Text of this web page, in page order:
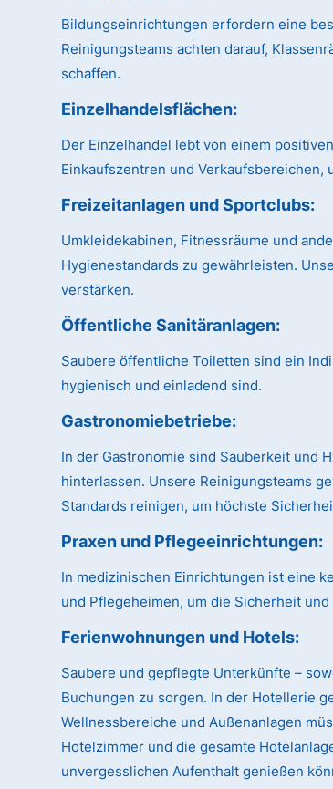
Bildungseinrichtungen erfordern eine
Reinigungsteams achten darauf,
schaffen.
Einzelhandelsflächen:
Der Einzelhandel lebt von einem
Einkaufszentren und Verkaufsbereichen,
Freizeitanlagen und Sportclubs:
Umkleidekabinen, Fitnessräume und
Hygienestandards zu gewährleisten.
verstärken.
Öffentliche Sanitäranlagen:
Saubere öffentliche Toiletten sind ein
hygienisch und einladend sind.
Gastronomiebetriebe:
In der Gastronomie sind Sauberkeit und
hinterlassen. Unsere Reinigungsteams
Standards reinigen, um höchste
Praxen und Pflegeeinrichtungen:
In medizinischen Einrichtungen ist eine
und Pflegeheimen, um die Sicherheit
Ferienwohnungen und Hotels:
Saubere und gepflegte Unterkünfte –
Buchungen zu sorgen. In der Hotellerie
Wellnessbereiche und Außenanlagen
Hotelzimmer und die gesamte
unvergesslichen Aufenthalt genießen